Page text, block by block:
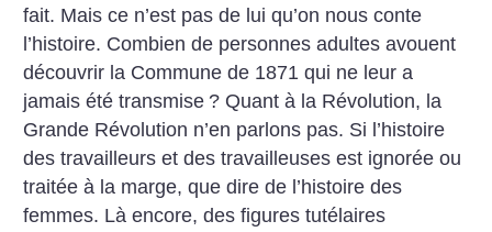
fait. Mais ce n’est pas de lui qu’on nous conte
l’histoire. Combien de personnes adultes avouent
découvrir la Commune de 1871 qui ne leur a
jamais été transmise ? Quant à la Révolution, la
Grande Révolution n’en parlons pas. Si l’histoire
des travailleurs et des travailleuses est ignorée ou
traitée à la marge, que dire de l’histoire des
femmes. Là encore, des figures tutélaires